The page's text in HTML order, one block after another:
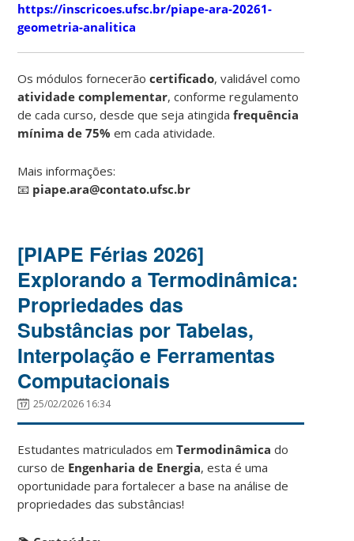
https://inscricoes.ufsc.br/piape-ara-20261-
geometria-analitica
Os módulos fornecerãocertificado, validável como
atividade complementar, conforme regulamento
de cada curso, desde que seja atingidafrequência
mínima de 75% em cada atividade.
Mais informações:
📧 piape.ara@contato.ufsc.br
[PIAPE Férias 2026]
Explorando a Termodinâmica:
Propriedades das
Substâncias por Tabelas,
Interpolação e Ferramentas
Computacionais
25/02/2026 16:34
Estudantes matriculados emTermodinâmica do
curso de Engenharia de Energia, esta é uma
oportunidade para fortalecer a base na análise de
propriedades das substâncias!